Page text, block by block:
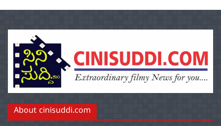
About cinisuddi.com